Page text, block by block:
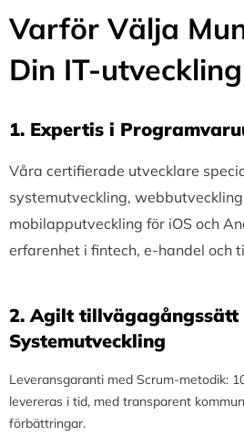
Varför Välja
Din IT-
1.⁠ ⁠Expertis i
Våra certifierade utvecklare
systemutveckling,
mobilapputveckling för iOS och
erfarenhet i fintech, e-handel och
2.⁠ ⁠Agilt
Systemutveckling
Leveransgaranti med Scrum-metodik:
levereras i tid, med transparent
förbättringar.